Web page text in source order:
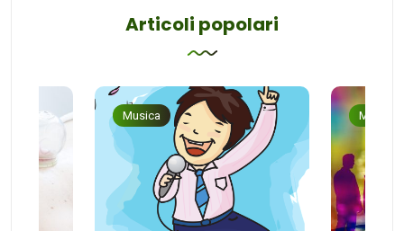
Articoli popolari
Musica Musica